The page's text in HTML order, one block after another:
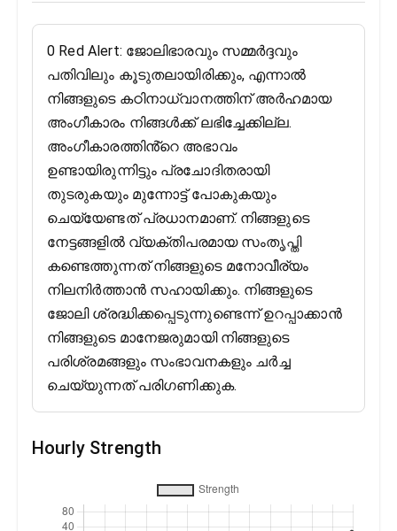
0 Red Alert: ജോലിഭാരവും സമ്മർദ്ദവും
പതിവിലും കൂടുതലായിരിക്കും, എന്നാൽ
നിങ്ങളുടെ കഠിനാധ്വാനത്തിന് അർഹമായ
അംഗീകാരം നിങ്ങൾക്ക് ലഭിച്ചേക്കില്ല.
അംഗീകാരത്തിൻ്റെ അഭാവം
ഉണ്ടായിരുന്നിട്ടും പ്രചോദിതരായി
തുടരുകയും മുന്നോട്ട് പോകുകയും
ചെയ്യേണ്ടത് പ്രധാനമാണ്. നിങ്ങളുടെ
നേട്ടങ്ങളിൽ വ്യക്തിപരമായ സംതൃപ്തി
കണ്ടെത്തുന്നത് നിങ്ങളുടെ മനോവീര്യം
നിലനിർത്താൻ സഹായിക്കും. നിങ്ങളുടെ
ജോലി ശ്രദ്ധിക്കപ്പെടുന്നുണ്ടെന്ന് ഉറപ്പാക്കാൻ
നിങ്ങളുടെ മാനേജരുമായി നിങ്ങളുടെ
പരിശ്രമങ്ങളും സംഭാവനകളും ചർച്ച
ചെയ്യുന്നത് പരിഗണിക്കുക.
Hourly Strength